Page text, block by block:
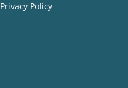
Privacy Policy